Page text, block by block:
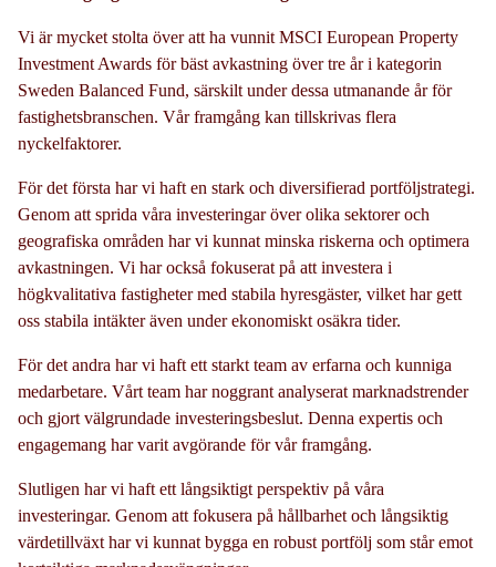
Vi är mycket stolta över att ha vunnit MSCI European Property
Investment Awards för bäst avkastning över tre år i kategorin
Sweden Balanced Fund, särskilt under dessa utmanande år för
fastighetsbranschen. Vår framgång kan tillskrivas flera
nyckelfaktorer.
För det första har vi haft en stark och diversifierad portföljstrategi.
Genom att sprida våra investeringar över olika sektorer och
geografiska områden har vi kunnat minska riskerna och optimera
avkastningen. Vi har också fokuserat på att investera i
högkvalitativa fastigheter med stabila hyresgäster, vilket har gett
oss stabila intäkter även under ekonomiskt osäkra tider.
För det andra har vi haft ett starkt team av erfarna och kunniga
medarbetare. Vårt team har noggrant analyserat marknadstrender
och gjort välgrundade investeringsbeslut. Denna expertis och
engagemang har varit avgörande för vår framgång.
Slutligen har vi haft ett långsiktigt perspektiv på våra
investeringar. Genom att fokusera på hållbarhet och långsiktig
värdetillväxt har vi kunnat bygga en robust portfölj som står emot